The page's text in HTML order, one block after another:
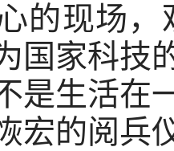
的现场
国家科技
是生活在
宏的阅兵